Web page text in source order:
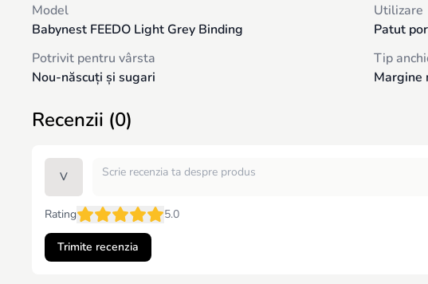
Model
Babynest FEEDO Light Grey Binding
Utilizare
Patut
Potrivit pentru vârsta
Nou-născuți și sugari
Tip
Margine
Recenzii (0)
V
Rating 5.0
Trimite recenzia